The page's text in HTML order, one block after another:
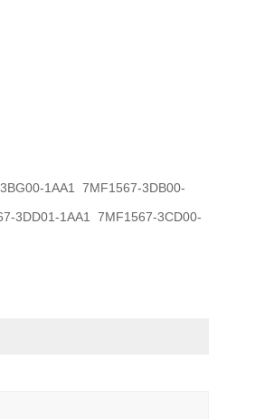
1AA1 7MF1567-3DB00-
3DD01-1AA1 7MF1567-3CD00-